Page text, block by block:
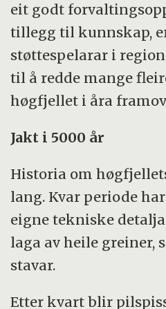
eit godt
tillegg til kunnskap,
støttespelarar i
til å redde mange
høgfjellet i åra
Jakt i 5000 år
Historia om
lang. Kvar periode
eigne tekniske
laga av heile greiner,
stavar.
Etter kvart blir